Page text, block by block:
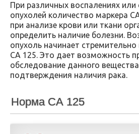
При различных воспалениях или
опухолей количество маркера
при анализе крови или ткани
определить наличие болезни.
опухоль начинает
СА 125. Это дает возможность
обследование данного
подтверждения наличия рака.
Норма СА 125